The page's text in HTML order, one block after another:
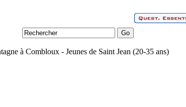
à Combloux - Jeunes de Saint Jean (20-35 ans)